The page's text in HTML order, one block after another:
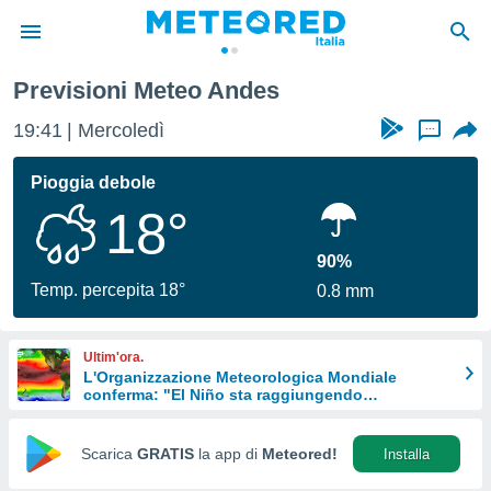
di
per
le
di
Web
Previsioni Meteo Andes
19:41 Mercoledì ...
Pioggia debole
18°
Temp. percepita 18°
90%
0.8 mm
Ultim'ora.
L'Organizzazione Meteorologica Mondiale
conferma: "El Niño sta raggiungendo
Scarica GRATIS la app di Meteored! Installa